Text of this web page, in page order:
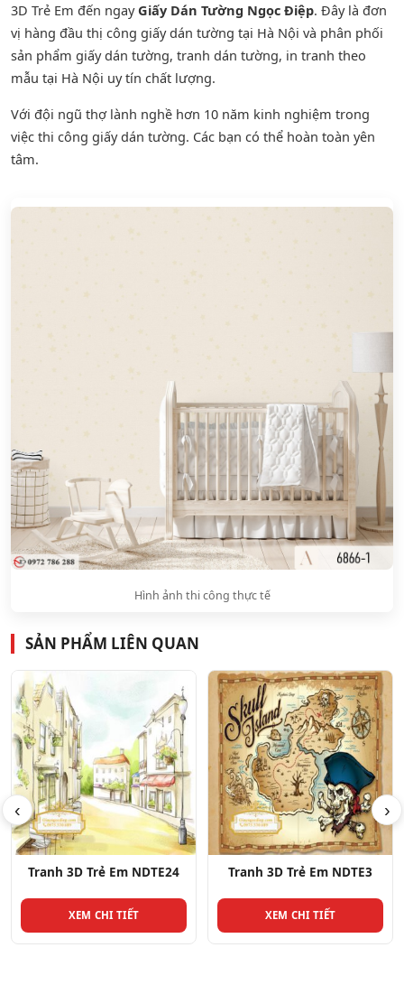
3D Trẻ Em đến ngayGiấy Dán Tường Ngọc Điệp. Đây là đơn
vị hàng đầu thị công giấy dán tường tại Hà Nội và phân phối
sản phẩm giấy dán tường, tranh dán tường, in tranh theo
mẫu tại Hà Nội uy tín chất lượng.
Với đội ngũ thợ lành nghề hơn 10 năm kinh nghiệm trong
việc thi công giấy dán tường. Các bạn có thể hoàn toàn yên
tâm.
Hình ảnh thi công thực tế
SẢN PHẨM LIÊN QUAN
‹
Tranh 3D Trẻ Em NDTE3
XEM CHI TIẾT
Tranh 3D Trẻ Em NDTE25
XEM CHI TIẾT
›